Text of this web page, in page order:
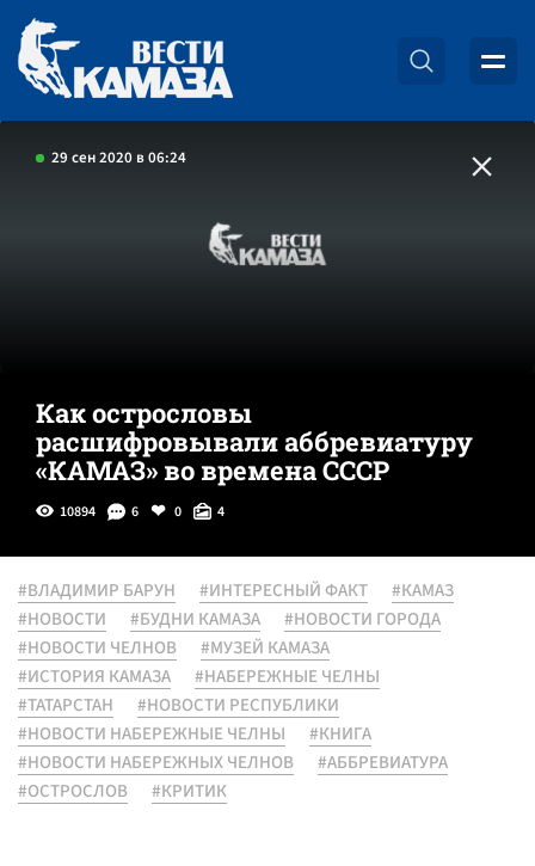
29 сен 2020 в 06:24
Как острословы
расшифровывали аббревиатуру
«КАМАЗ» во времена СССР
10894 6 0 4
#ВЛАДИМИР БАРУН #ИНТЕРЕСНЫЙ ФАКТ
#КАМАЗ
#НОВОСТИ
#БУДНИ КАМАЗА
#НОВОСТИ ГОРОДА
#НОВОСТИ ЧЕЛНОВ
#МУЗЕЙ КАМАЗА
#ИСТОРИЯ КАМАЗА
#НАБЕРЕЖНЫЕ ЧЕЛНЫ
#ТАТАРСТАН
#НОВОСТИ РЕСПУБЛИКИ
#НОВОСТИ НАБЕРЕЖНЫЕ ЧЕЛНЫ
#КНИГА
#НОВОСТИ НАБЕРЕЖНЫХ ЧЕЛНОВ
#АББРЕВИАТУРА
#ОСТРОСЛОВ
#КРИТИК